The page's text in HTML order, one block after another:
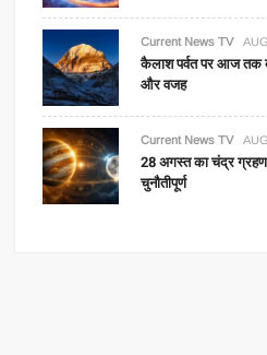
Current News TV
कैलाश पर्वत पर आज तक
और वजह
Current News TV
28 अगस्त का चंद्र ग्रहण
चुनौतीपूर्ण